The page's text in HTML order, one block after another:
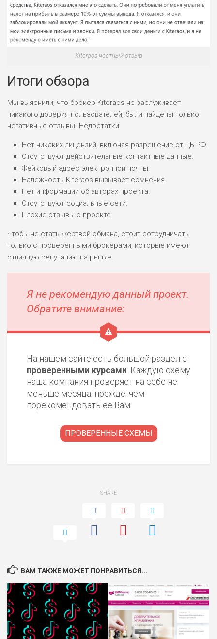
Kiteraos честный отзыв
Итоги обзора
Мы выяснили, что брокер Kiteraos не заслуживает
никакого доверия пользователей, были найдены только
негативные отзывы. Недостатки:
Нет никаких лицензий, включая разрешение от ЦБ РФ.
Отсутствуют действительные контактные данные.
Фейковый адрес электронной почты.
Надежность Kiteraos вызывает сомнения.
Нет информации об авторах проекта.
Отсутствуют социальные сети.
Плохие отзывы о проекте.
Чтобы не стать жертвой обмана, стоит сотрудничать
только с проверенными брокерами, которые имеют
отличную репутацию на рынке.
Я не рекомендую данный проект.
Обратите внимание:
На нашем сайте есть большой раздел с
проверенными курсами . Каждую схему
наша компания проверяет на себе не
меньше месяца, прежде, чем
порекомендовать ее Вам.
ПРОВЕРЕННЫЕ СХЕМЫ
SHARE
ВАМ ТАКЖЕ МОЖЕТ ПОНРАВИТЬСЯ...